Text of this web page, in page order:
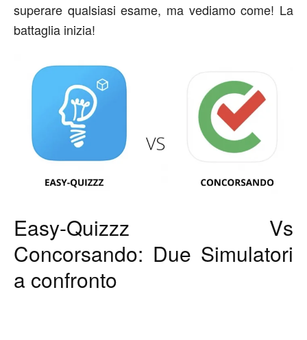
superare qualsiasi esame, ma vediamo come! La
battaglia inizia!
Easy-Quizzz Vs
Concorsando: Due Simulatori
a confronto